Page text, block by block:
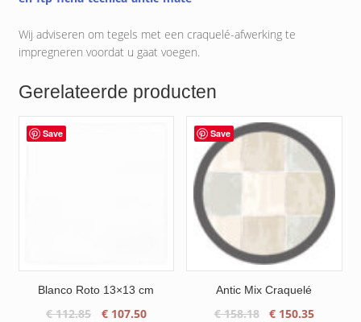
Wij adviseren om tegels met een craquelé-afwerking te
impregneren voordat u gaat voegen.
Gerelateerde producten
Save
Blanco Roto 13×13 cm
€112.85
Oorspronkelijke
€107.50Huidige
Save
Antic Mix Craquelé
€158.18
Oorspronkelijke
€ 150.35Huidige